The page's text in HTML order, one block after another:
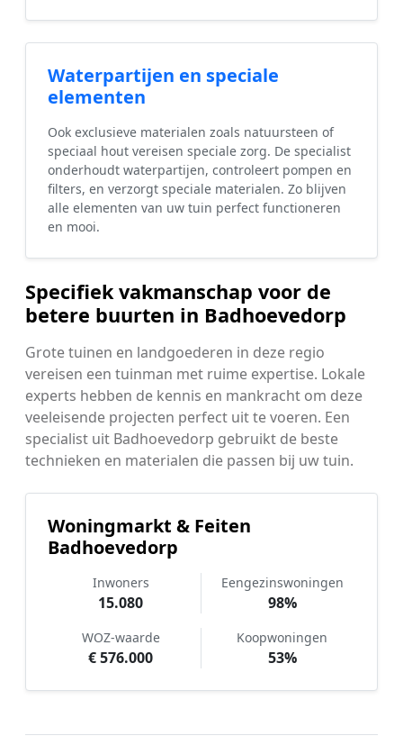
Waterpartijen en speciale
elementen
Ook exclusieve materialen zoals natuursteen of
speciaal hout vereisen speciale zorg. De specialist
onderhoudt waterpartijen, controleert pompen en
filters, en verzorgt speciale materialen. Zo blijven
alle elementen van uw tuin perfect functioneren
en mooi.
Specifiek vakmanschap voor de
betere buurten in Badhoevedorp
Grote tuinen en landgoederen in deze regio
vereisen een tuinman met ruime expertise. Lokale
experts hebben de kennis en mankracht om deze
veeleisende projecten perfect uit te voeren. Een
specialist uit Badhoevedorp gebruikt de beste
technieken en materialen die passen bij uw tuin.
Woningmarkt & Feiten
Badhoevedorp
Inwoners
15.080
Eengezinswoningen
98%
WOZ-waarde
€ 576.000
Koopwoningen
53%